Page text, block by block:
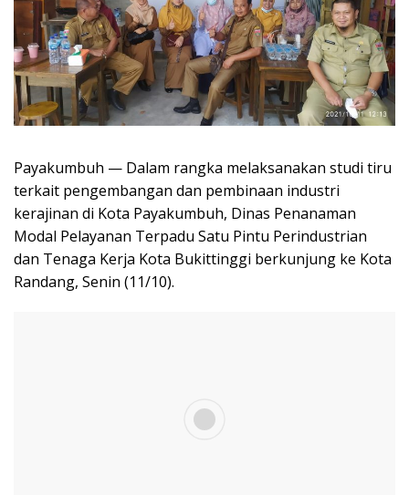
Payakumbuh — Dalam rangka melaksanakan studi tiru
terkait pengembangan dan pembinaan industri
kerajinan di Kota Payakumbuh, Dinas Penanaman
Modal Pelayanan Terpadu Satu Pintu Perindustrian
dan Tenaga Kerja Kota Bukittinggi berkunjung ke Kota
Randang, Senin (11/10).